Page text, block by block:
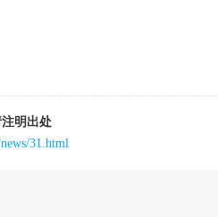
明出处
31.html